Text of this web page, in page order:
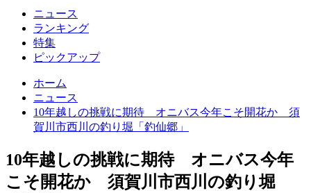
ニュース
ランキング
特集
ピックアップ
ホーム
ニュース
10年越しの挑戦に期待 オニバス今年こそ開花か 須
賀川市西川の釣り堀「釣仙郷」
10年越しの挑戦に期待 オニバス今年
こそ開花か 須賀川市西川の釣り堀